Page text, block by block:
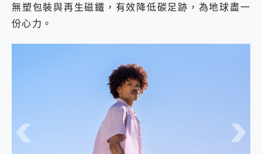
無塑包裝與再生磁鐵，有效降低碳足跡，為地球盡一
份心力。